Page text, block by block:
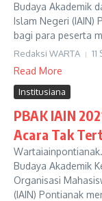
Budaya Akademik
Islam Negeri (IAIN)
bagi para peserta
Redaksi WARTA
Read More
Institusiana
PBAK IAIN
Acara Tak
Budaya Akademik
Organisasi
(IAIN) Pontianak